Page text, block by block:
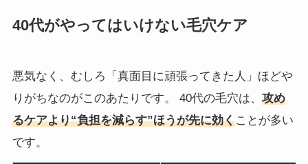
40代がやってはいけない毛穴ケア
悪気なく、むしろ「真面目に頑張ってきた人」ほどや
りがちなのがこのあたりです。 40代の毛穴は、 攻め
るケアより“負担を減らす”ほうが先に効くことが多い
です。